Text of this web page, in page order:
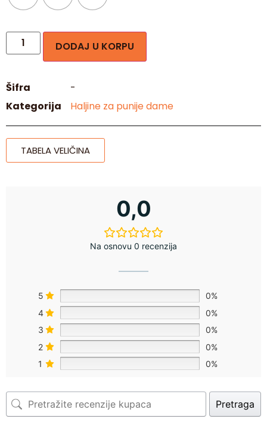
DODAJ U KORPU
Šifra
-
Kategorija
Haljine za punije dame
TABELA VELIČINA
0,0
Na osnovu 0 recenzija
5
0%
4
0%
3
0%
2
0%
1
0%
Pretraga